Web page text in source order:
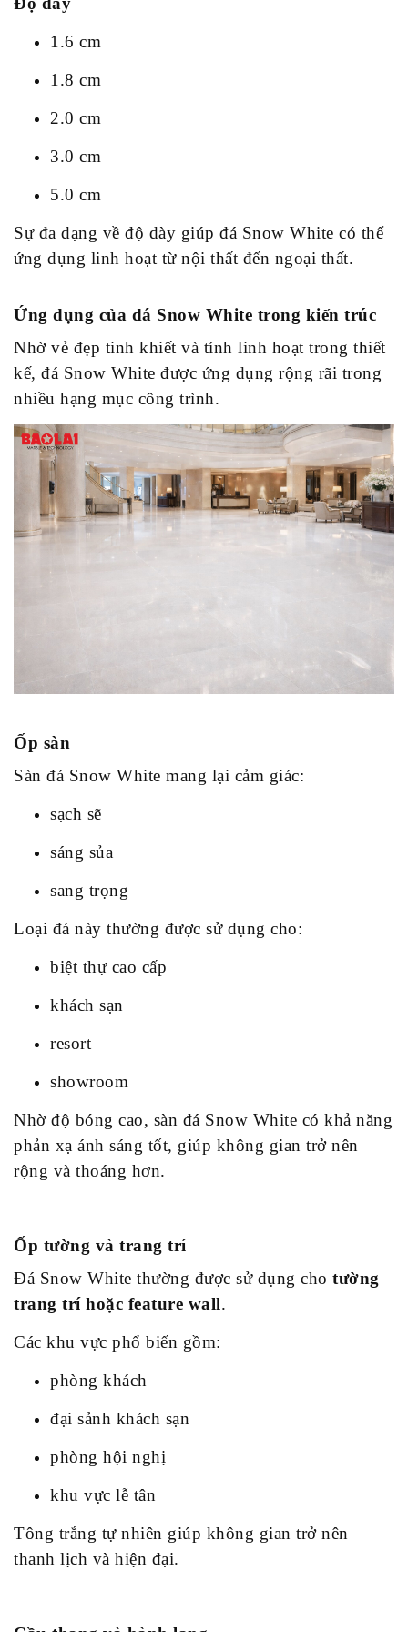
1.6 cm
1.8 cm
2.0 cm
3.0 cm
5.0 cm
Sự đa dạng về độ dày giúp đá Snow White có thể
ứng dụng linh hoạt từ nội thất đến ngoại thất.
Ứng dụng của đá Snow White trong kiến trúc
Nhờ vẻ đẹp tinh khiết và tính linh hoạt trong thiết
kế, đá Snow White được ứng dụng rộng rãi trong
nhiều hạng mục công trình.
Ốp sàn
Sàn đá Snow White mang lại cảm giác:
sạch sẽ
sáng sủa
sang trọng
Loại đá này thường được sử dụng cho:
biệt thự cao cấp
khách sạn
resort
showroom
Nhờ độ bóng cao, sàn đá Snow White có khả năng
phản xạ ánh sáng tốt, giúp không gian trở nên
rộng và thoáng hơn.
Ốp tường và trang trí
Đá Snow White thường được sử dụng cho tường
trang trí hoặc feature wall.
Các khu vực phổ biến gồm:
phòng khách
đại sảnh khách sạn
phòng hội nghị
khu vực lễ tân
Tông trắng tự nhiên giúp không gian trở nên
thanh lịch và hiện đại.